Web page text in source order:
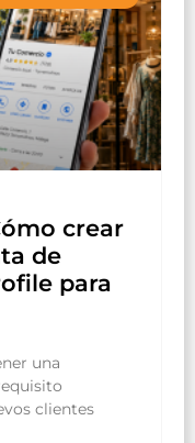
crear
de
para
una
clientes